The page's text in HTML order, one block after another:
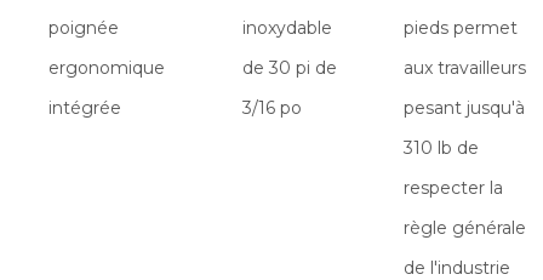
poignée
ergonomique
intégrée
inoxydable
de 30 pi de
3/16 po
pieds permet
aux travailleurs
pesant jusqu'à
310 lb de
respecter la
règle générale
de l'industrie